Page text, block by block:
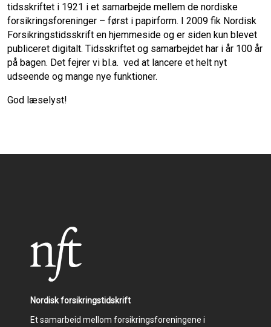
tidsskriftet i 1921 i et samarbejde mellem de nordiske
forsikringsforeninger – først i papirform. I 2009 fik Nordisk
Forsikringstidsskrift en hjemmeside og er siden kun blevet
publiceret digitalt. Tidsskriftet og samarbejdet har i år 100 år
på bagen. Det fejrer vi bl.a. ved at lancere et helt nyt
udseende og mange nye funktioner.
God læselyst!
Nordisk forsikringstidskrift
Et samarbeid mellom forsikringsforeningene i